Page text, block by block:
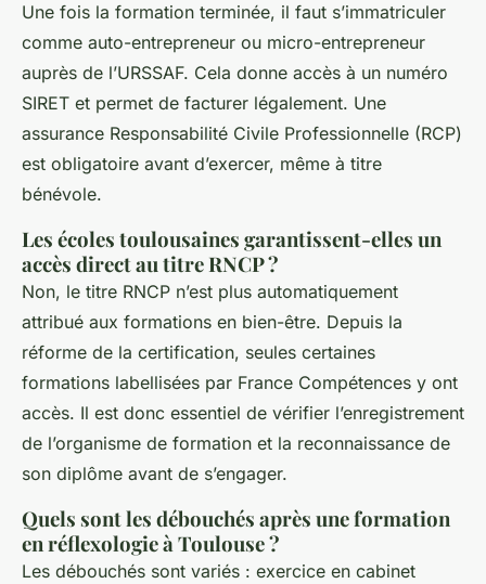
Une fois la formation terminée, il faut s’immatriculer
comme auto-entrepreneur ou micro-entrepreneur
auprès de l’URSSAF. Cela donne accès à un numéro
SIRET et permet de facturer légalement. Une
assurance Responsabilité Civile Professionnelle (RCP)
est obligatoire avant d’exercer, même à titre
bénévole.
Les écoles toulousaines garantissent-elles un
accès direct au titre RNCP ?
Non, le titre RNCP n’est plus automatiquement
attribué aux formations en bien-être. Depuis la
réforme de la certification, seules certaines
formations labellisées par France Compétences y ont
accès. Il est donc essentiel de vérifier l’enregistrement
de l’organisme de formation et la reconnaissance de
son diplôme avant de s’engager.
Quels sont les débouchés après une formation
en réflexologie à Toulouse ?
Les débouchés sont variés : exercice en cabinet